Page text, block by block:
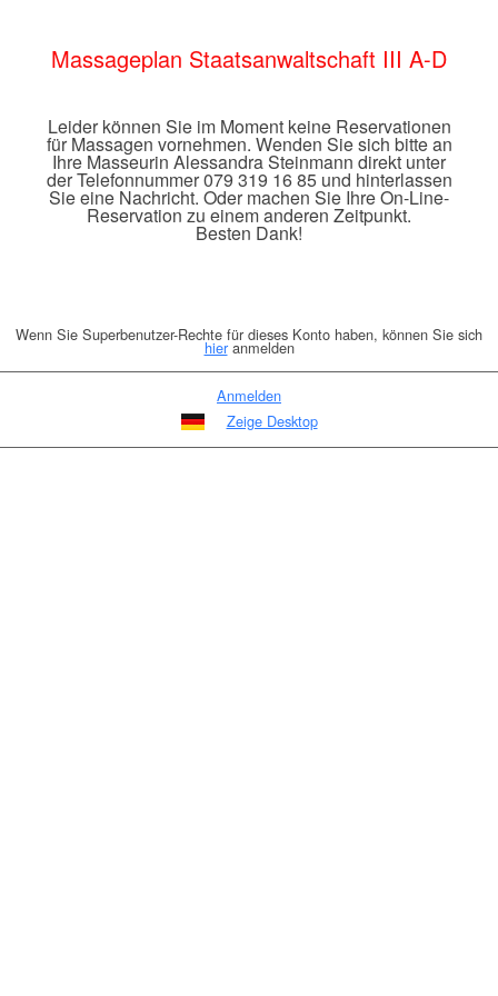
Massageplan Staatsanwaltschaft III A-D
Leider können Sie im Moment keine Reservationen
für Massagen vornehmen. Wenden Sie sich bitte an
Ihre Masseurin Alessandra Steinmann direkt unter
der Telefonnummer 079 319 16 85 und hinterlassen
Sie eine Nachricht. Oder machen Sie Ihre On-Line-
Reservation zu einem anderen Zeitpunkt.
Besten Dank!
Wenn Sie Superbenutzer-Rechte für dieses Konto haben, können Sie sich
hieranmelden
Anmelden
Zeige Desktop